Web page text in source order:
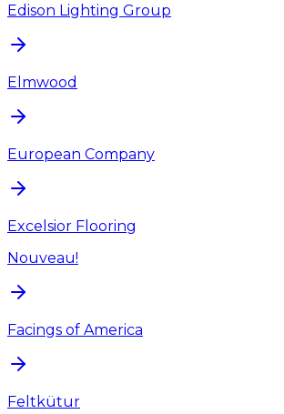
Edison Lighting Group
Elmwood
European Company
Excelsior Flooring
Nouveau!
Facings of America
Feltkütur